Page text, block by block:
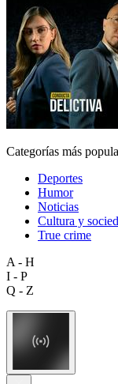
Categorías más
Deportes
Humor
Noticias
Cultura y
True crime
A - H
I - P
Q - Z